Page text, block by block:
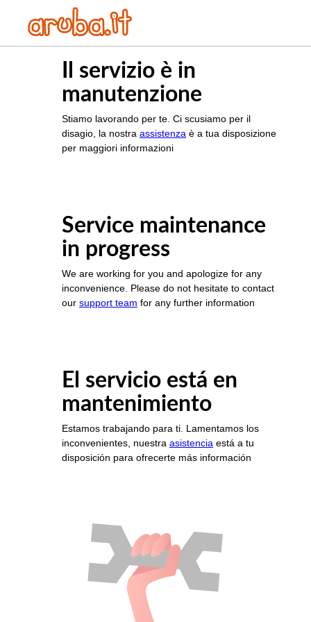
Il servizio è in
manutenzione
Stiamo lavorando per te. Ci scusiamo per il
disagio, la nostra assistenza è a tua disposizione
per maggiori informazioni
Service maintenance
in progress
We are working for you and apologize for any
inconvenience. Please do not hesitate to contact
our support team for any further information
El servicio está en
mantenimiento
Estamos trabajando para ti. Lamentamos los
inconvenientes, nuestra asistencia está a tu
disposición para ofrecerte más información